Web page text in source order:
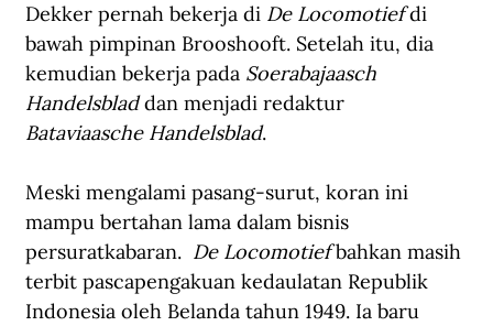
Dekker pernah bekerja di De Locomotief di
bawah pimpinan Brooshooft. Setelah itu, dia
kemudian bekerja pada Soerabajaasch
Handelsblad dan menjadi redaktur
Bataviaasche Handelsblad.
Meski mengalami pasang-surut, koran ini
mampu bertahan lama dalam bisnis
persuratkabaran. De Locomotief bahkan masih
terbit pascapengakuan kedaulatan Republik
Indonesia oleh Belanda tahun 1949. Ia baru